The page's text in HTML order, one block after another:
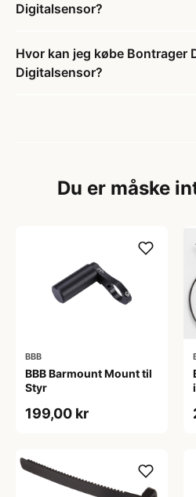
Digitalsensor?
Hvor kan jeg købe Bontrager
Digitalsensor?
Du er måske
BBB
BBB Barmount Mount til
Styr
199,00 kr